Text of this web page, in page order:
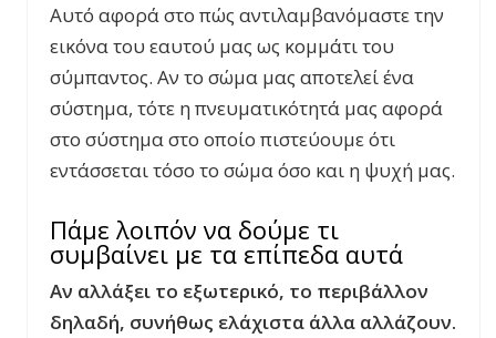
Αυτό αφορά στο πώς αντιλαμβανόμαστε την
εικόνα του εαυτού μας ως κομμάτι του
σύμπαντος. Αν το σώμα μας αποτελεί ένα
σύστημα, τότε η πνευματικότητά μας αφορά
στο σύστημα στο οποίο πιστεύουμε ότι
εντάσσεται τόσο το σώμα όσο και η ψυχή μας.
Πάμε λοιπόν να δούμε τι
συμβαίνει με τα επίπεδα αυτά
Αν αλλάξει το εξωτερικό, το περιβάλλον
δηλαδή, συνήθως ελάχιστα άλλα αλλάζουν.